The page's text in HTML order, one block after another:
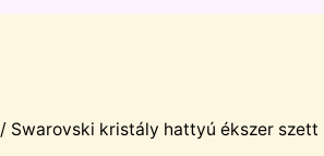
/ Swarovski kristály hattyú ékszer szett